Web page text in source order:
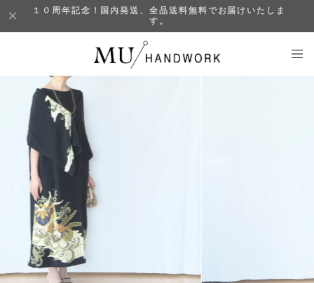
１０周年記念！国内発送、全品送料無料でお届けいたしま
す。